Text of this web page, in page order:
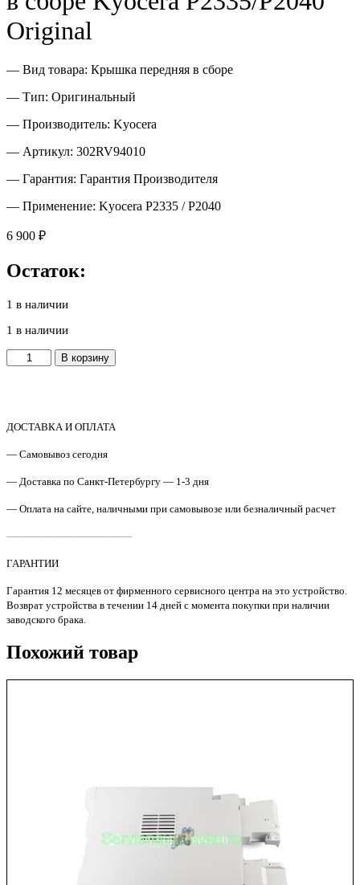
Original
— Вид товара: Крышка передняя в сборе
— Тип: Оригинальный
— Производитель: Kyocera
— Артикул: 302RV94010
— Гарантия: Гарантия Производителя
— Применение: Kyocera P2335 / P2040
6 900 ₽
Остаток:
1 в наличии
1 в наличии
Количество
товара
в
Kyocera
Original
В корзину
ДОСТАВКА И ОПЛАТА
— Самовывоз сегодня
— Доставка по Санкт-Петербургу — 1-3 дня
— Оплата на сайте, наличными при самовывозе или безналичный расчет
————————————
ГАРАНТИИ
Гарантия 12 месяцев от фирменного сервисного центра на это устройство.
Возврат устройства в течении 14 дней с момента покупки при наличии
заводского брака.
Похожий товар